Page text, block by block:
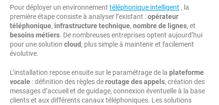
Pour déployer un environnement téléphonique intelligent , la
première étape consiste à analyser l’existant :opérateur
téléphonique, infrastructure technique, nombre de lignes, et
besoins métiers. De nombreuses entreprises optent aujourd’hui
pour une solution cloud, plus simple à maintenir et facilement
évolutive.
L’installation repose ensuite sur le paramétrage de la plateforme
vocale : définition des règles deroutage des appels, création des
messages d’accueil et de guidage, connexion éventuelle à la base
clients et aux différents canaux téléphoniques. Les solutions